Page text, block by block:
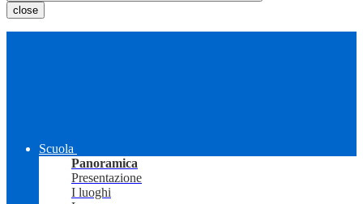
close
Scuola
Panoramica
Presentazione
I luoghi